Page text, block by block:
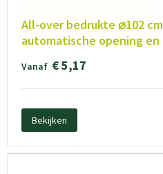
All-over bedrukte ⌀102
automatische opening en
Vanaf € 5,17
Bekijken